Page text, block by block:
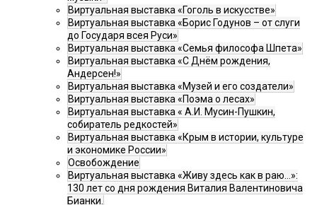
Виртуальная выставка «Гоголь в искусстве»
Виртуальная выставка «Борис Годунов – от слуги
до Государя всея Руси»
Виртуальная выставка «Семья философа Шпета»
Виртуальная выставка «С Днём рождения,
Андерсен!»
Виртуальная выставка «Музей и его создатели»
Виртуальная выставка «Поэма о лесах»
Виртуальная выставка « А.И. Мусин-Пушкин,
собиратель редкостей»
Виртуальная выставка «Крым в истории, культуре
и экономике России»
Освобождение
Виртуальная выставка «Живу здесь как в раю…»:
130 лет со дня рождения Виталия Валентиновича
Бианки.